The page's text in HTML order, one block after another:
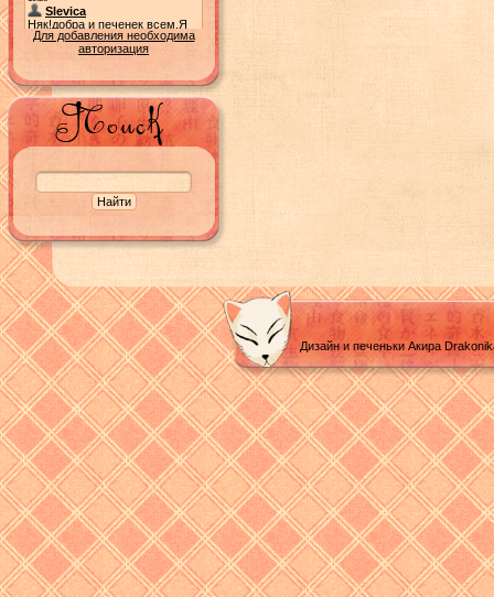
Для добавления необходима
авторизация
Дизайн и печеньки Акира